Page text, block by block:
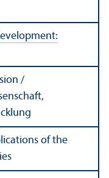
/
of the